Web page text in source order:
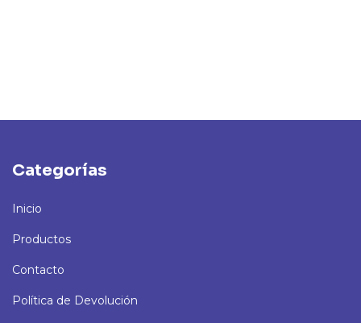
Categorías
Inicio
Productos
Contacto
Política de Devolución